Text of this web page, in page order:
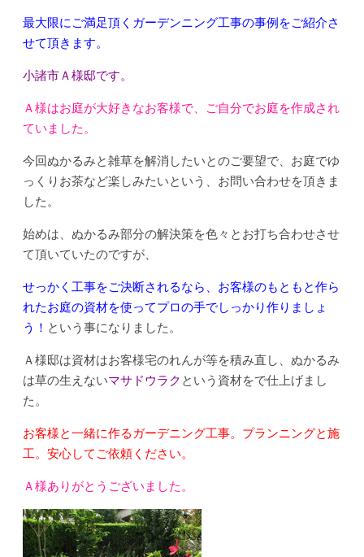
最大限にご満足頂くガーデンニング工事の事例をご紹介さ
せて頂きます。
小諸市Ａ様邸です。
Ａ様はお庭が大好きなお客様で、ご自分でお庭を作成され
ていました。
今回ぬかるみと雑草を解消したいとのご要望で、お庭でゆ
っくりお茶など楽しみたいという、お問い合わせを頂きま
した。
始めは、ぬかるみ部分の解決策を色々とお打ち合わせさせ
て頂いていたのですが、
せっかく工事をご決断されるなら、お客様のもともと作ら
れたお庭の資材を使ってプロの手でしっかり作りましょ
う！ という事になりました。
Ａ様邸は資材はお客様宅のれんが等を積み直し、ぬかるみ
は草の生えないマサドウラク という資材をで仕上げまし
た。
お客様と一緒に作るガーデニング工事。プランニングと施
工。安心してご依頼ください。
Ａ様ありがとうございました。